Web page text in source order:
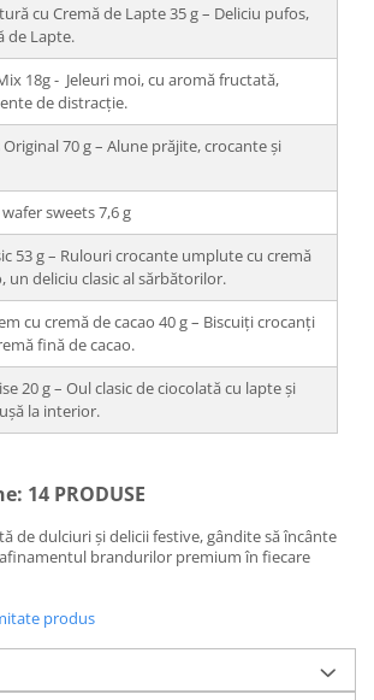
cu Cremă de Lapte 35 g – Deliciu pufos,
de Lapte.
18g - Jeleuri moi, cu aromă fructată,
de distracție.
70 g – Alune prăjite, crocante și
sweets 7,6 g
53 g – Rulouri crocante umplute cu cremă
un deliciu clasic al sărbătorilor.
cu cremă de cacao 40 g – Biscuiți crocanți
fină de cacao.
20 g – Oul clasic de ciocolată cu lapte și
la interior.
14 PRODUSE
de dulciuri și delicii festive, gândite să încânte
brandurilor premium în fiecare
produs